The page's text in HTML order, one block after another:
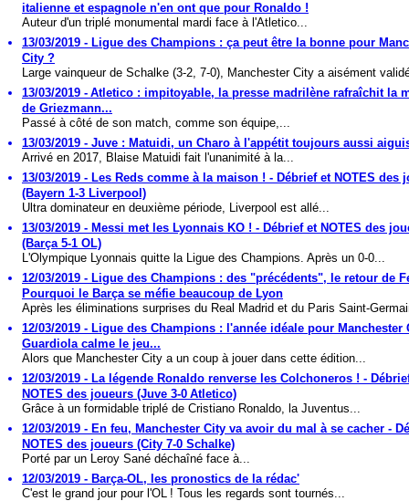
italienne et espagnole n'en ont que pour Ronaldo !
Auteur d'un triplé monumental mardi face à l'Atletico...
13/03/2019 - Ligue des Champions : ça peut être la bonne pour
City ?
Large vainqueur de Schalke (3-2, 7-0), Manchester City a aisément
13/03/2019 - Atletico : impitoyable, la presse madrilène rafraîchit la
de Griezmann...
Passé à côté de son match, comme son équipe,...
13/03/2019 - Juve : Matuidi, un Charo à l'appétit toujours aussi
Arrivé en 2017, Blaise Matuidi fait l'unanimité à la...
13/03/2019 - Les Reds comme à la maison ! - Débrief et NOTES des
(Bayern 1-3 Liverpool)
Ultra dominateur en deuxième période, Liverpool est allé...
13/03/2019 - Messi met les Lyonnais KO ! - Débrief et NOTES des
(Barça 5-1 OL)
L'Olympique Lyonnais quitte la Ligue des Champions. Après un 0-0...
12/03/2019 - Ligue des Champions : des "précédents", le retour de
Pourquoi le Barça se méfie beaucoup de Lyon
Après les éliminations surprises du Real Madrid et du Paris Saint-
12/03/2019 - Ligue des Champions : l'année idéale pour Manchester
Guardiola calme le jeu...
Alors que Manchester City a un coup à jouer dans cette édition...
12/03/2019 - La légende Ronaldo renverse les Colchoneros ! -
NOTES des joueurs (Juve 3-0 Atletico)
Grâce à un formidable triplé de Cristiano Ronaldo, la Juventus...
12/03/2019 - En feu, Manchester City va avoir du mal à se cacher -
NOTES des joueurs (City 7-0 Schalke)
Porté par un Leroy Sané déchaîné face à...
12/03/2019 - Barça-OL, les pronostics de la rédac'
C'est le grand jour pour l'OL ! Tous les regards sont tournés...